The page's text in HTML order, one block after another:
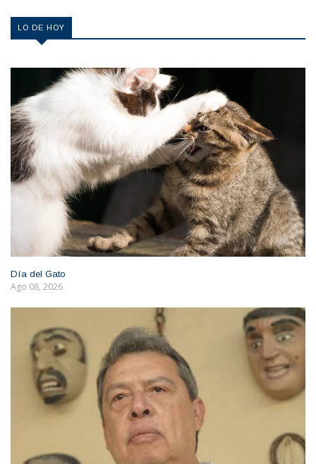
LO DE HOY
Día del Gato
Ago 08, 2026